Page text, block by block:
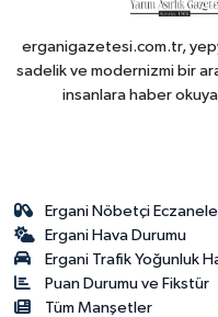
erganigazetesi.com.tr,
sadelik ve modernizmi bir
insanlara haber
Ergani Nöbetçi
Ergani Hava Durumu
Ergani Trafik Yoğunluk
Puan Durumu ve Fikstür
Tüm Manşetler